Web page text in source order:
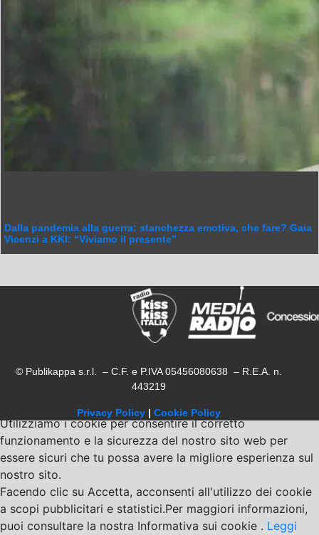
Dalla pandemia alla guerra: stanchezza emotiva, che fare? Gaia
Vicenzi a KKI: “Viviamo il presente”
© Publikappa s.r.l. – C.F. e P.IVA 05456080638 – R.E.A. n.
443219
Privacy Policy | Cookie Policy
Utilizziamo i cookie per consentire il corretto
funzionamento e la sicurezza del nostro sito web per
essere sicuri che tu possa avere la migliore esperienza sul
nostro sito.
Facendo clic su Accetta, acconsenti all'utilizzo dei cookie
a scopi pubblicitari e statistici.Per maggiori informazioni,
puoi consultare la nostra Informativa sui cookie . Leggi